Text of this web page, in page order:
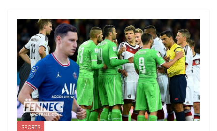
SPORTS